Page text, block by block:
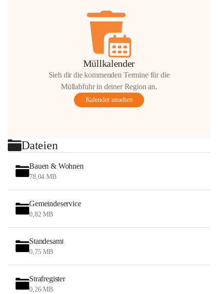
Müllkalender
Sieh dir die kommenden Termine für die
Müllabfuhr in deiner Region an.
Kalender ansehen
Dateien
Bauen & Wohnen
78,04 MB
Gemeindeservice
0,82 MB
Standesamt
0,75 MB
Strafregister
0,26 MB